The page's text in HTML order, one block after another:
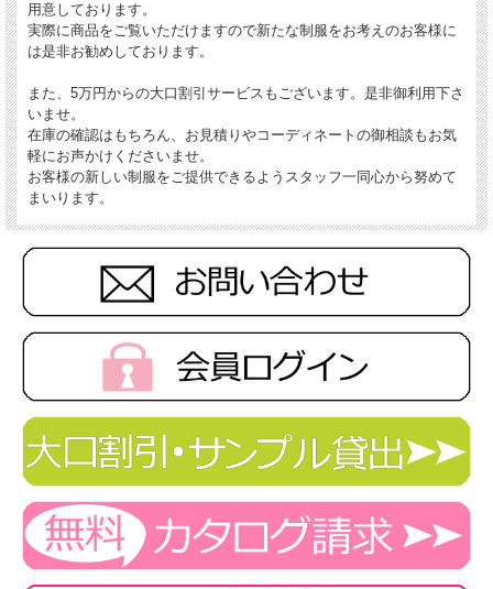
用意しております。
実際に商品をご覧いただけますので新たな制服をお考えのお客様に
は是非お勧めしております。
また、5万円からの大口割引サービスもございます。是非御利用下さ
いませ。
在庫の確認はもちろん、お見積りやコーディネートの御相談もお気
軽にお声かけくださいませ。
お客様の新しい制服をご提供できるようスタッフ一同心から努めて
まいります。